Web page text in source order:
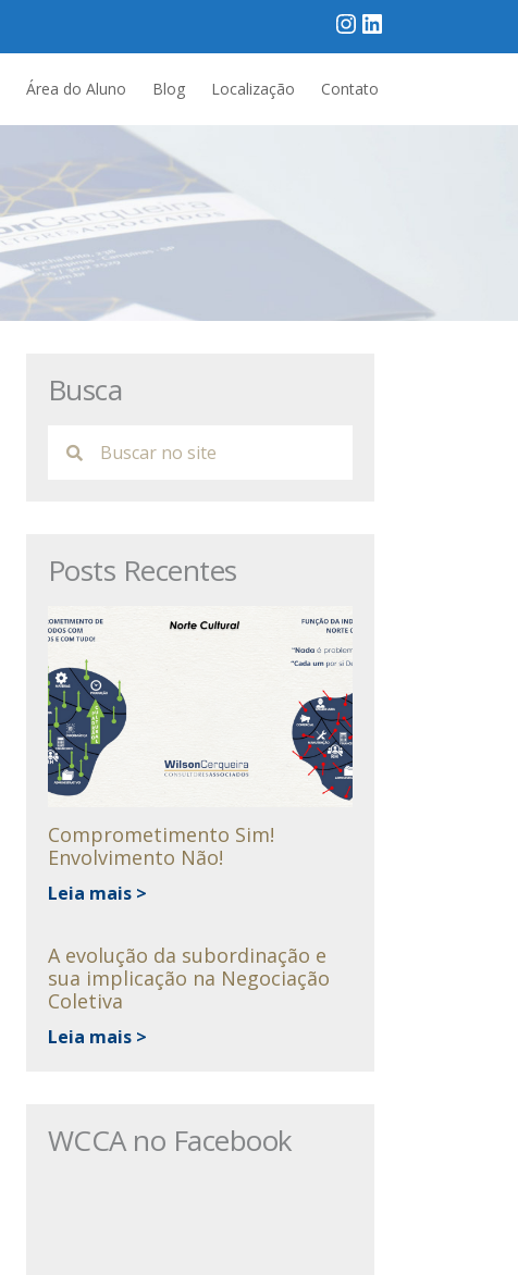
Área do Aluno Blog Localização Contato
Busca
Posts Recentes
Comprometimento Sim!
Envolvimento Não!
Leia mais >
A evolução da subordinação e
sua implicação na Negociação
Coletiva
Leia mais >
WCCA no Facebook